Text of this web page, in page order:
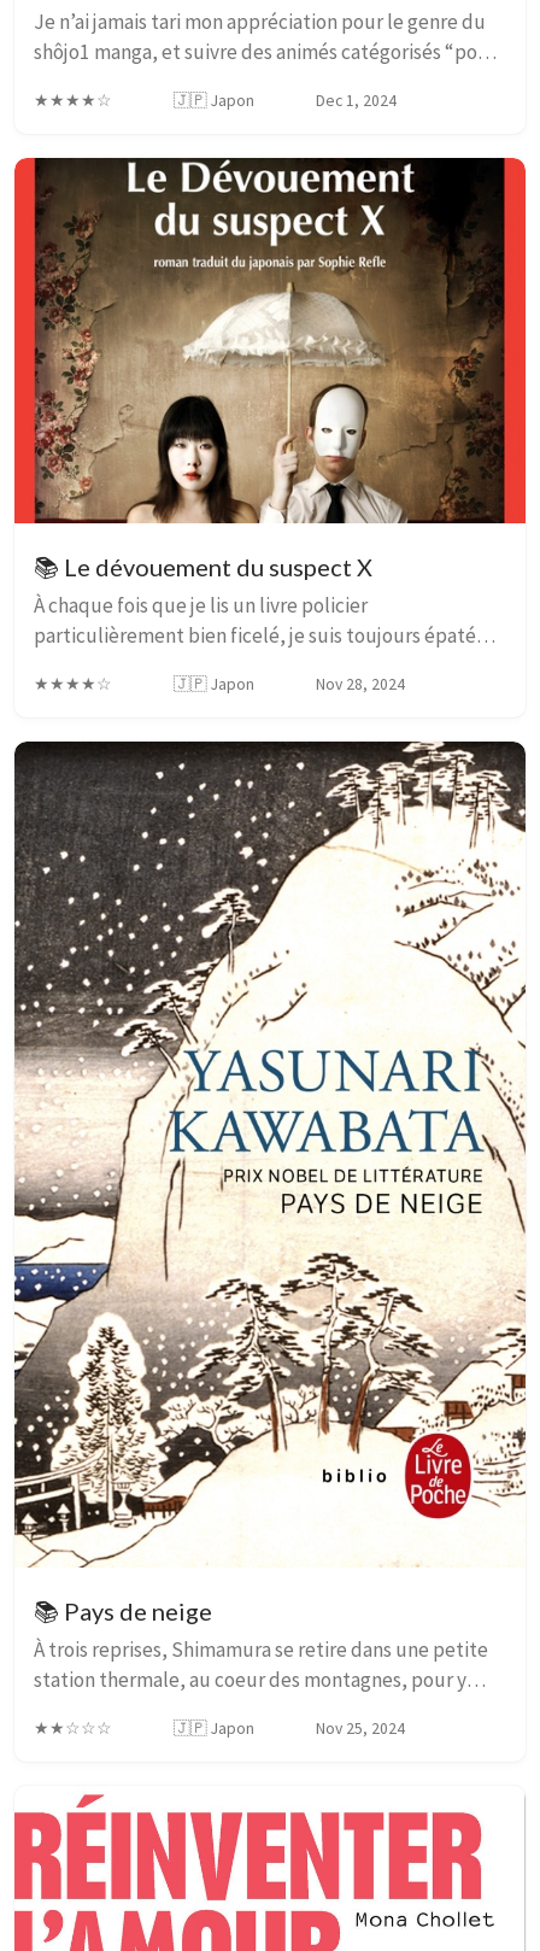
Je n’ai jamais tari mon appréciation pour le genre du
shôjo1 manga, et suivre des animés catégorisés “pour
de mon appréciation pour le genre ...
★★★★☆ 🇯🇵 Japon Dec 1, 2024
📚 Le dévouement du suspect X
À chaque fois que je lis un livre policier
particulièrement bien ficelé, je suis toujours épaté
l’écrivain, qui a su proposer conjointement un prob...
★★★★☆ 🇯🇵 Japon Nov 28, 2024
📚 Pays de neige
À trois reprises, Shimamura se retire dans une petite
station thermale, au coeur des montagnes, pour y
purification. Chaque image a un sens, l’empire des sig...
★★☆☆☆ 🇯🇵 Japon Nov 25, 2024